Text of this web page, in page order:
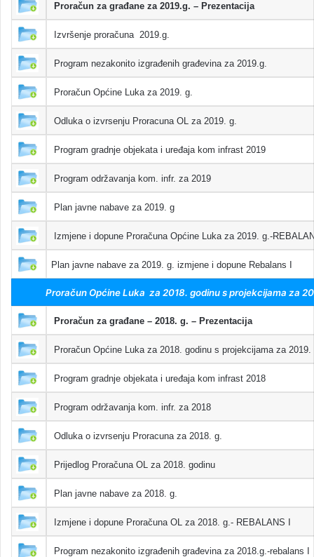
Proračun za građane za 2019.g. – Prezentacija
Izvršenje proračuna 2019.g.
Program nezakonito izgrađenih građevina za 2019.g.
Proračun Općine Luka za 2019. g.
Odluka o izvrsenju Proracuna OL za 2019. g.
Program gradnje objekata i uređaja kom infrast 2019
Program održavanja kom. infr. za 2019
Plan javne nabave za 2019. g
Izmjene i dopune Proračuna Općine Luka za 2019. g.-
Plan javne nabave za 2019. g. izmjene i dopune Rebalans I
Proračun Općine Luka za 2018. godinu s projekcijama za
Proračun za građane – 2018. g. – Prezentacija
Proračun Općine Luka za 2018. godinu s projekcijama za
Program gradnje objekata i uređaja kom infrast 2018
Program održavanja kom. infr. za 2018
Odluka o izvrsenju Proracuna za 2018. g.
Prijedlog Proračuna OL za 2018. godinu
Plan javne nabave za 2018. g.
Izmjene i dopune Proračuna OL za 2018. g.- REBALANS I
Program nezakonito izgrađenih građevina za 2018.g.-rebalans I